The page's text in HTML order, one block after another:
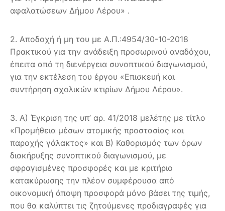
αφαλατώσεων Δήμου Λέρου» .
2. Αποδοχή ή μη του με Α.Π.:4954/30-10-2018
Πρακτικού για την ανάδειξη προσωρινού αναδόχου,
έπειτα από τη διενέργεια συνοπτικού διαγωνισμού,
για την εκτέλεση του έργου «Επισκευή και
συντήρηση σχολικών κτιρίων Δήμου Λέρου».
3. Α) Έγκριση της υπ’ αρ. 41/2018 μελέτης με τίτλο
«Προμήθεια μέσων ατομικής προστασίας και
παροχής γάλακτος» και Β) Καθορισμός των όρων
διακήρυξης συνοπτικού διαγωνισμού, με
σφραγισμένες προσφορές και με κριτήριο
κατακύρωσης την πλέον συμφέρουσα από
οικονομική άποψη προσφορά μόνο βάσει της τιμής,
που θα καλύπτει τις ζητούμενες προδιαγραφές για